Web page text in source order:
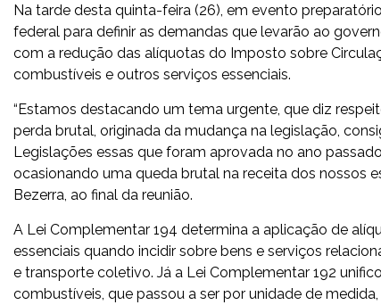
Na tarde desta quinta-feira (26), em evento
federal para definir as demandas que levarão ao
com a redução das alíquotas do Imposto sobre
combustíveis e outros serviços essenciais.
“Estamos destacando um tema urgente, que diz
perda brutal, originada da mudança na legislação,
Legislações essas que foram aprovada no ano
ocasionando uma queda brutal na receita dos nossos
Bezerra, ao final da reunião.
A Lei Complementar 194 determina a aplicação de
essenciais quando incidir sobre bens e serviços
e transporte coletivo. Já a Lei Complementar 192
combustíveis, que passou a ser por unidade de